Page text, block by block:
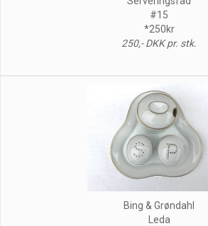
#15
*250kr
250,- DKK pr. stk.
Bing & Grøndahl
Leda